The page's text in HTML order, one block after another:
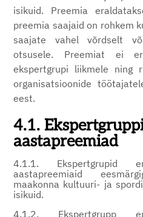
isikuid. Preemia
preemia saajaid on rohkem
saajate vahel võrdselt
otsusele. Preemiat ei
ekspertgrupi liikmele ning
organisatsioonide
eest.
4.1.
aastapreemiad
4.1.1. Ekspertgrupid
aastapreemiaid
maakonna kultuuri- ja
isikuid.
4.1.2. Ekspertgrupp